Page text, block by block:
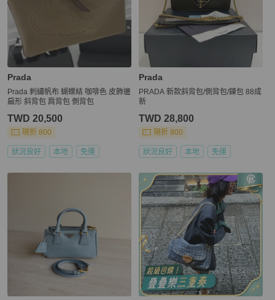
Prada
Prada 刺繡帆布 蝴蝶結 咖啡色 皮飾邊
扁形 斜背包 肩背包 側背包
TWD 20,500
現折 800
狀況良好 本地 免運
Prada
PRADA 新款斜背包/側背包/鍊包 88成
新
TWD 28,800
現折 800
狀況良好 本地 免運